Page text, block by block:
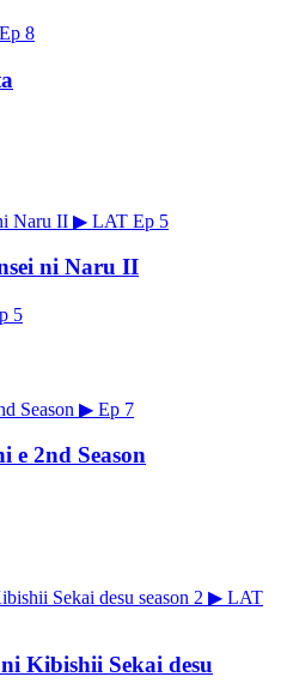
Ep 8
▶ LAT Ep 5
ni Naru II
5
▶ Ep 7
e 2nd Season
▶ LAT
Kibishii Sekai desu